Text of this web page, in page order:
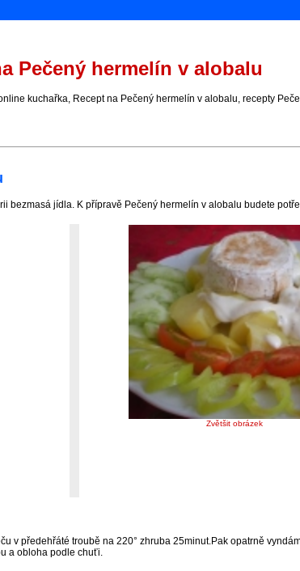
Pečený hermelín v alobalu
kuchařka, Recept na Pečený hermelín v alobalu, recepty
bezmasá jídla. K přípravě Pečený hermelín v alobalu budete
Zvětšit obrázek
v předehřáté troubě na 220° zhruba 25minut.Pak opatrně
a obloha podle chuťi.